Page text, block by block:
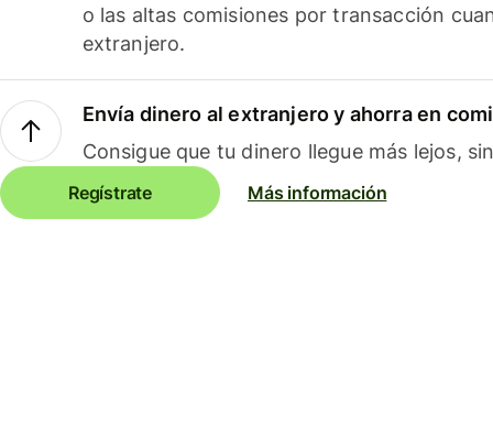
o las altas comisiones por transacción
extranjero.
Envía dinero al extranjero y ahorra en
Consigue que tu dinero llegue más lejos,
Regístrate Más información